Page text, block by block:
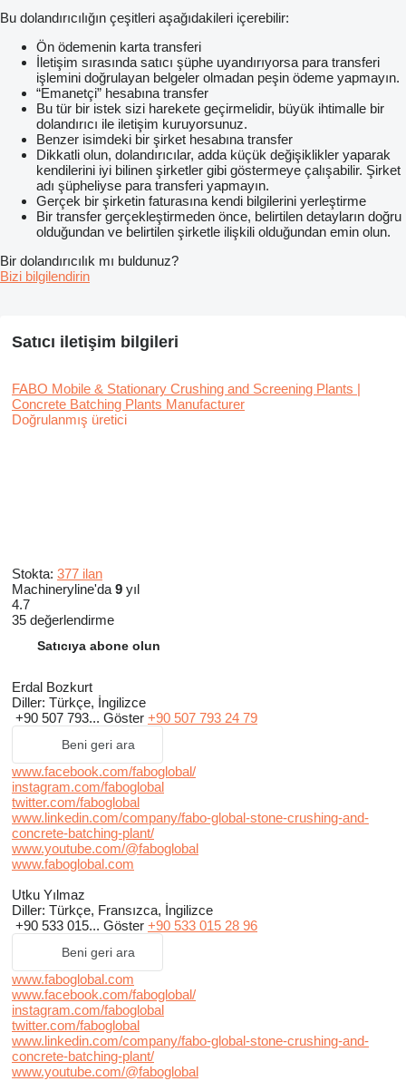
Bu dolandırıcılığın çeşitleri aşağıdakileri içerebilir:
Ön ödemenin karta transferi
İletişim sırasında satıcı şüphe uyandırıyorsa para transferi
işlemini doğrulayan belgeler olmadan peşin ödeme yapmayın.
“Emanetçi” hesabına transfer
Bu tür bir istek sizi harekete geçirmelidir, büyük ihtimalle bir
dolandırıcı ile iletişim kuruyorsunuz.
Benzer isimdeki bir şirket hesabına transfer
Dikkatli olun, dolandırıcılar, adda küçük değişiklikler yaparak
kendilerini iyi bilinen şirketler gibi göstermeye çalışabilir. Şirket
adı şüpheliyse para transferi yapmayın.
Gerçek bir şirketin faturasına kendi bilgilerini yerleştirme
Bir transfer gerçekleştirmeden önce, belirtilen detayların doğru
olduğundan ve belirtilen şirketle ilişkili olduğundan emin olun.
Bir dolandırıcılık mı buldunuz?
Bizi bilgilendirin
Satıcı iletişim bilgileri
FABO Mobile & Stationary Crushing and Screening Plants |
Concrete Batching Plants Manufacturer
Doğrulanmış üretici
Stokta: 377 ilan
Machineryline'da 9 yıl
4.7
35 değerlendirme
Satıcıya abone olun
Erdal Bozkurt
Diller: Türkçe, İngilizce
+90 507 793... Göster +90 507 793 24 79
Beni geri ara
www.facebook.com/faboglobal/
instagram.com/faboglobal
twitter.com/faboglobal
www.linkedin.com/company/fabo-global-stone-crushing-and-
concrete-batching-plant/
www.youtube.com/@faboglobal
www.faboglobal.com
Utku Yılmaz
Diller: Türkçe, Fransızca, İngilizce
+90 533 015... Göster +90 533 015 28 96
Beni geri ara
www.faboglobal.com
www.facebook.com/faboglobal/
instagram.com/faboglobal
twitter.com/faboglobal
www.linkedin.com/company/fabo-global-stone-crushing-and-
concrete-batching-plant/
www.youtube.com/@faboglobal